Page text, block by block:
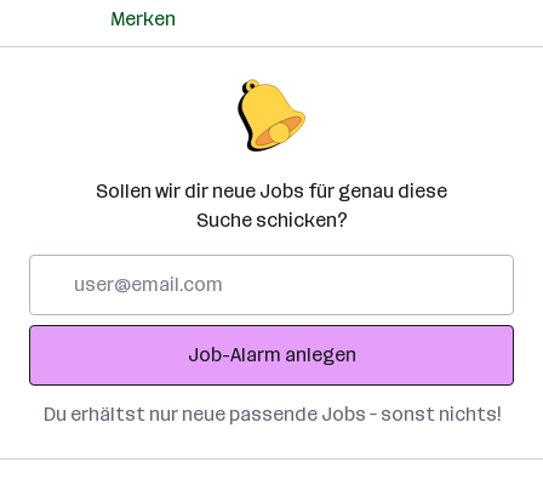
Merken
Sollen wir dir neue Jobs für genau diese
Suche schicken?
Adresse
Job-Alarm anlegen
Du erhältst nur neue passende Jobs – sonst nichts!